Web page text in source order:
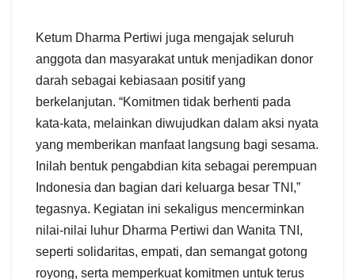
Ketum Dharma Pertiwi juga mengajak seluruh
anggota dan masyarakat untuk menjadikan donor
darah sebagai kebiasaan positif yang
berkelanjutan. “Komitmen tidak berhenti pada
kata-kata, melainkan diwujudkan dalam aksi nyata
yang memberikan manfaat langsung bagi sesama.
Inilah bentuk pengabdian kita sebagai perempuan
Indonesia dan bagian dari keluarga besar TNI,”
tegasnya. Kegiatan ini sekaligus mencerminkan
nilai-nilai luhur Dharma Pertiwi dan Wanita TNI,
seperti solidaritas, empati, dan semangat gotong
royong, serta memperkuat komitmen untuk terus